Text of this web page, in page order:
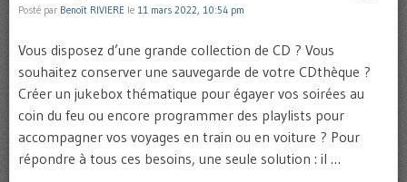
Posté par Benoît RIVIERE le 11 mars 2022, 10:54 pm
Vous disposez d’une grande collection de CD ? Vous
souhaitez conserver une sauvegarde de votre CDthèque ?
Créer un jukebox thématique pour égayer vos soirées au
coin du feu ou encore programmer des playlists pour
accompagner vos voyages en train ou en voiture ? Pour
répondre à tous ces besoins, une seule solution : il …